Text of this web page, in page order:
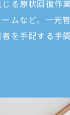
る原状回復作
ムなど。一元
を手配する手